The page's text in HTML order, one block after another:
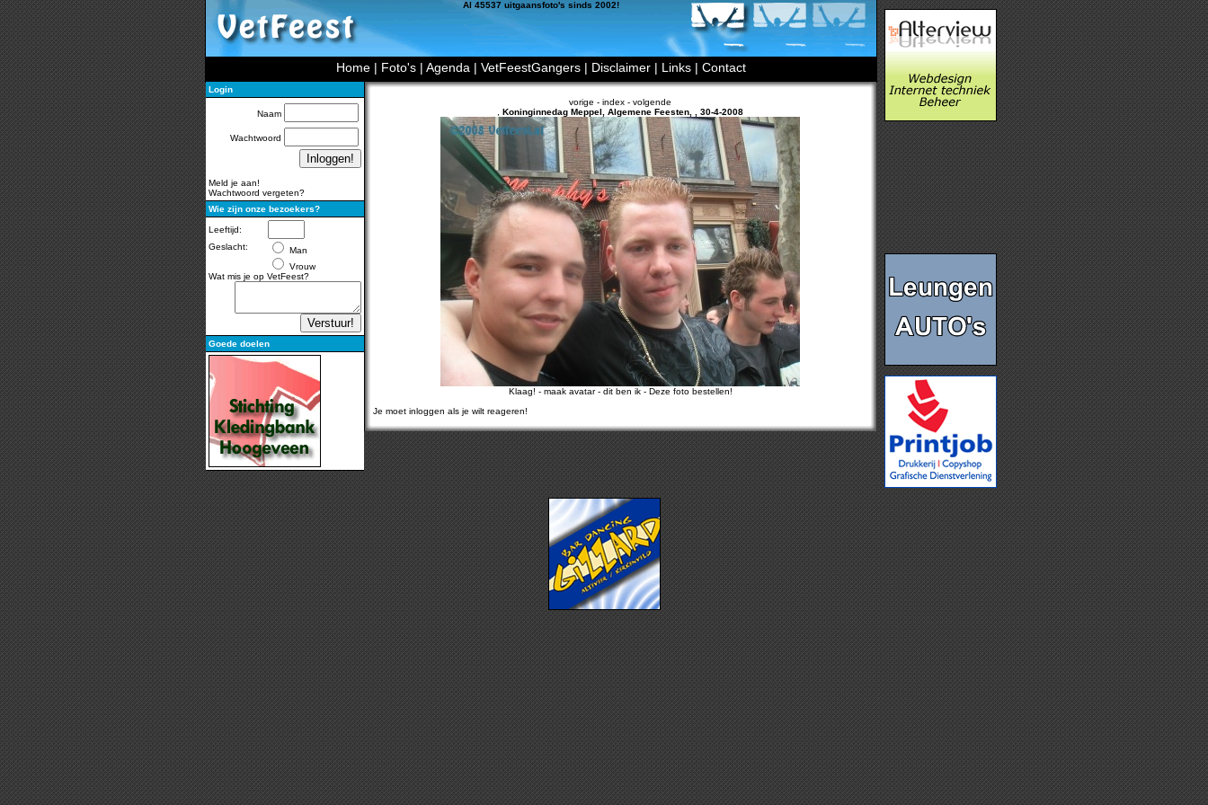
Al 45537 uitgaansfoto's sinds 2002!
Home | Foto's | Agenda | VetFeestGangers | Disclaimer | Links | Contact
Login
Naam
Wachtwoord
Meld je aan!
Wachtwoord vergeten?
Wie zijn onze bezoekers?
Leeftijd:
Geslacht:
Man
Vrouw
Wat mis je op VetFeest?
Goede doelen
vorige - index - volgende
Koninginnedag Meppel, Algemene Feesten 30-4-2008
Klaag! - maak avatar- dit ben ik- Deze foto bestellen!
Je moet inloggen als je wilt reageren!